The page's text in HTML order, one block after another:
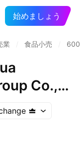
始めましょう
業 食品小売
Co.,